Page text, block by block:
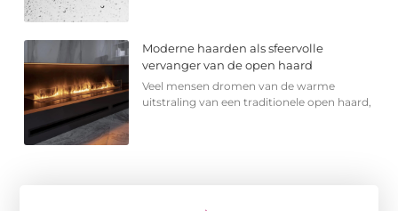
Moderne haarden als sfeervolle
vervanger van de open haard
Veel mensen dromen van de warme
uitstraling van een traditionele open haard,